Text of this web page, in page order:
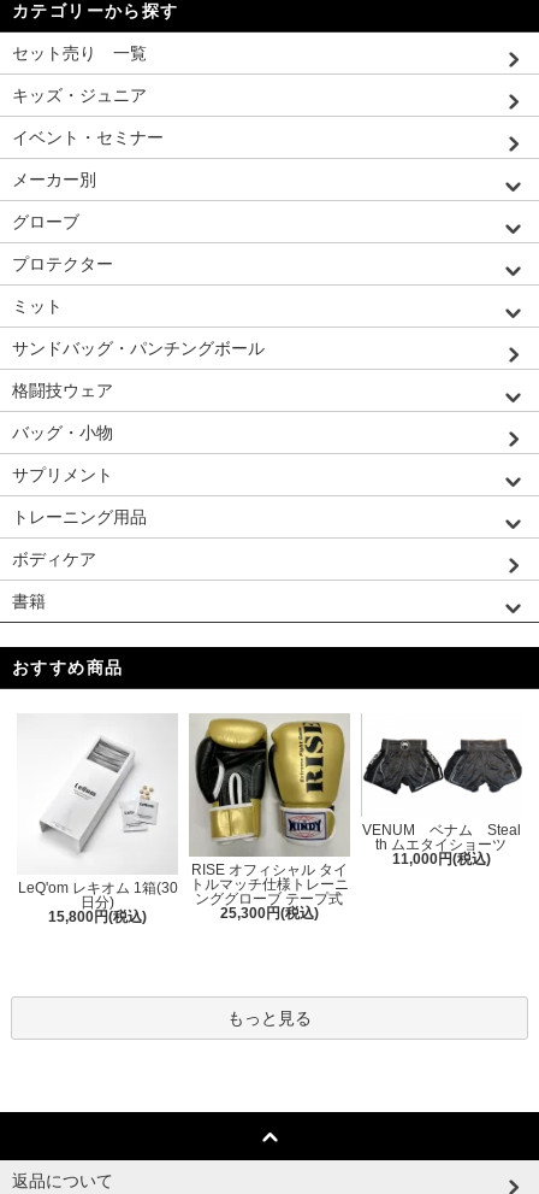
カテゴリーから探す
セット売り 一覧
キッズ・ジュニア
イベント・セミナー
メーカー別
グローブ
プロテクター
ミット
サンドバッグ・パンチングボール
格闘技ウェア
バッグ・小物
サプリメント
トレーニング用品
ボディケア
書籍
おすすめ商品
LeQ'om レキオム 1箱(30
日分)
15,800円(税込)
RISE オフィシャル タイ
トルマッチ仕様トレーニ
ンググローブ テープ式
25,300円(税込)
VENUM ベナム Steal
th ムエタイショーツ
11,000円(税込)
もっと見る
返品について